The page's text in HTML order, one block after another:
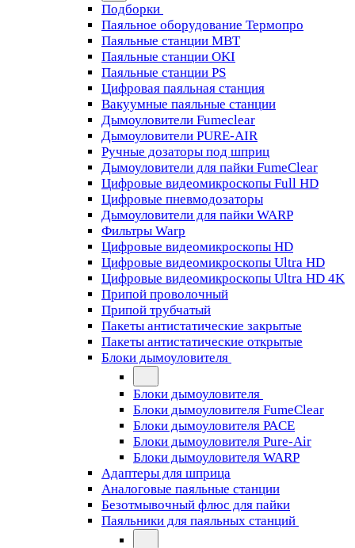
Подборки
Паяльное оборудование Термопро
Паяльные станции MBT
Паяльные станции OKI
Паяльные станции PS
Цифровая паяльная станция
Вакуумные паяльные станции
Дымоуловители Fumeclear
Дымоуловители PURE-AIR
Ручные дозаторы под шприц
Дымоуловители для пайки FumeClear
Цифровые видеомикроскопы Full HD
Цифровые пневмодозаторы
Дымоуловители для пайки WARP
Фильтры Warp
Цифровые видеомикроскопы HD
Цифровые видеомикроскопы Ultra HD
Цифровые видеомикроскопы Ultra HD 4K
Припой проволочный
Припой трубчатый
Пакеты антистатические закрытые
Пакеты антистатические открытые
Блоки дымоуловителя
Блоки дымоуловителя
Блоки дымоуловителя FumeClear
Блоки дымоуловителя PACE
Блоки дымоуловителя Pure-Air
Блоки дымоуловителя WARP
Адаптеры для шприца
Аналоговые паяльные станции
Безотмывочный флюс для пайки
Паяльники для паяльных станций